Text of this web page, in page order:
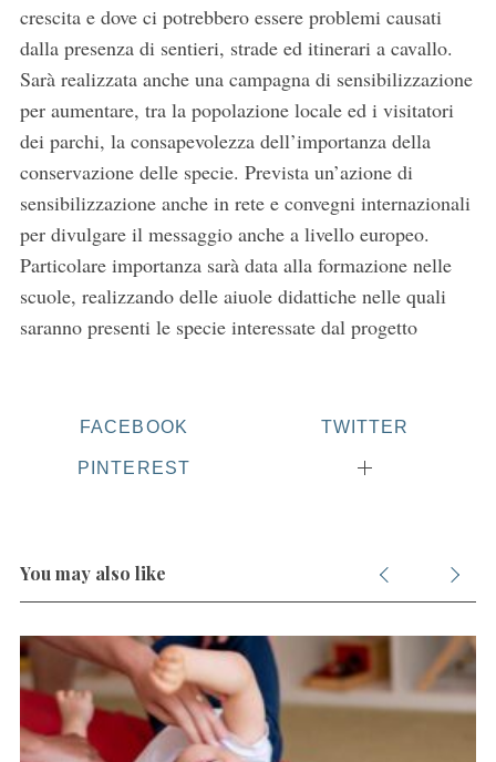
crescita e dove ci potrebbero essere problemi causati
dalla presenza di sentieri, strade ed itinerari a cavallo.
Sarà realizzata anche una campagna di sensibilizzazione
per aumentare, tra la popolazione locale ed i visitatori
dei parchi, la consapevolezza dell’importanza della
conservazione delle specie. Prevista un’azione di
sensibilizzazione anche in rete e convegni internazionali
per divulgare il messaggio anche a livello europeo.
Particolare importanza sarà data alla formazione nelle
scuole, realizzando delle aiuole didattiche nelle quali
saranno presenti le specie interessate dal progetto
FACEBOOK TWITTER
PINTEREST
You may also like
: